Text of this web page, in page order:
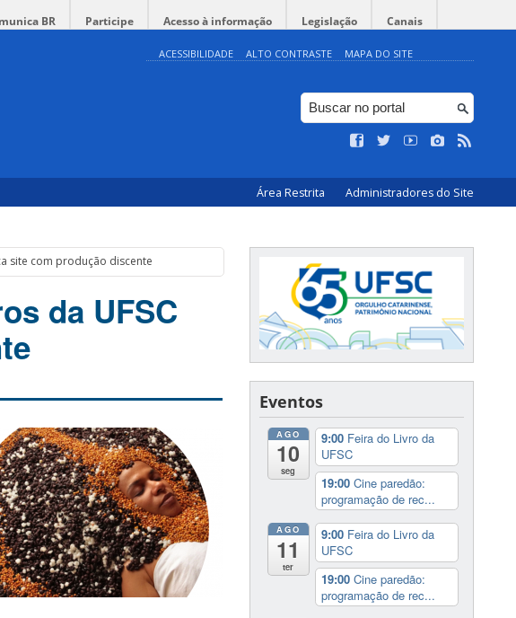
BR Participe Acesso à informação Legislação Canais
ACESSIBILIDADE ALTO CONTRASTE MAPA DO SITE
Área Restrita Administradores do Site
site com produção discente
da UFSC
Eventos
AGO
10
seg
9:00 Feira do Livro da
UFSC
19:00 Cine paredão:
programação de rec...
AGO
11
ter
9:00 Feira do Livro da
UFSC
19:00 Cine paredão:
programação de rec...